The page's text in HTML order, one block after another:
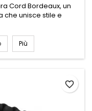
Cord Bordeaux, un
che unisce stile e
alta qualità, questo
l'avventura senza
bordeaux intenso
outfit, mentre la
Più
favorite_border